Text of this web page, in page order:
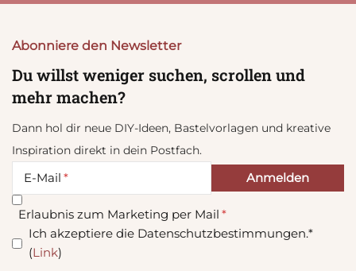
Abonniere den Newsletter
Du willst weniger suchen, scrollen und
mehr machen?
Dann hol dir neue DIY-Ideen, Bastelvorlagen und kreative
Inspiration direkt in dein Postfach.
E-Mail
Erlaubnis zum Marketing per Mail
Ich akzeptiere die Datenschutzbestimmungen.*
(Link)